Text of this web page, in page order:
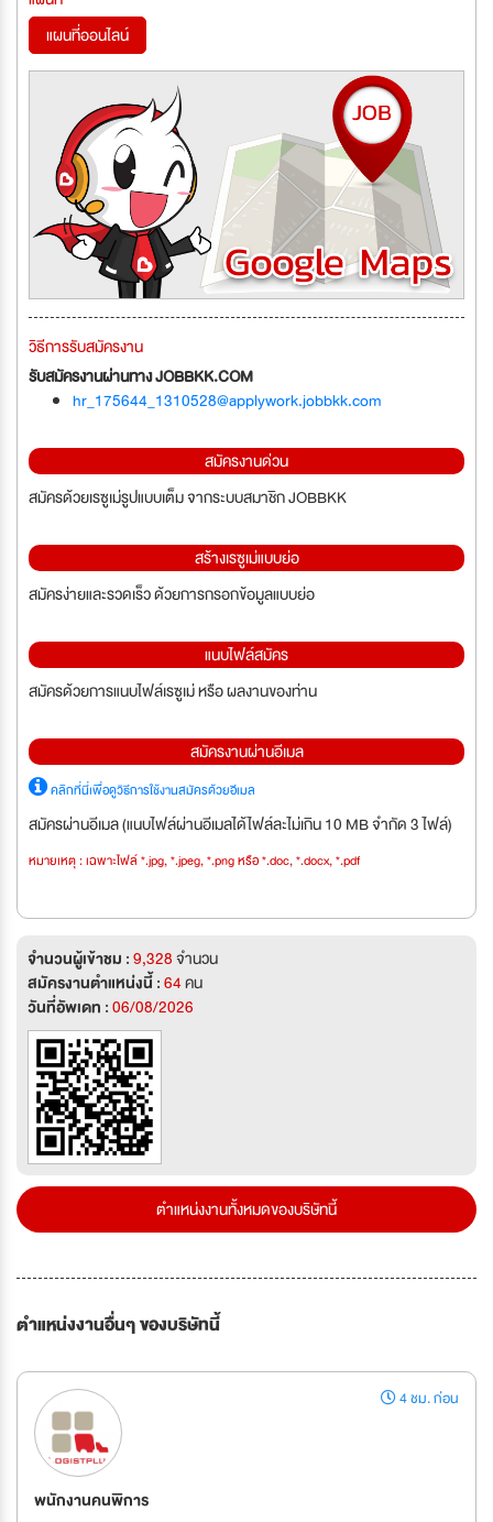
แผนที่ออนไลน์
วิธีการรับสมัครงาน
รับสมัครงานผ่านทาง JOBBKK.COM
hr_175644_1310528@applywork.jobbkk.com
สมัครงานด่วน
สมัครด้วยเรซูเม่รูปแบบเต็ม จากระบบสมาชิก JOBBKK
สร้างเรซูเม่แบบย่อ
สมัครง่ายและรวดเร็ว ด้วยการกรอกข้อมูลแบบย่อ
แนบไฟล์สมัคร
สมัครด้วยการแนบไฟล์เรซูเม่ หรือ ผลงานของท่าน
สมัครงานผ่านอีเมล
คลิกที่นี่เพื่อดูวิธีการใช้งานสมัครด้วยอีเมล
สมัครผ่านอีเมล (แนบไฟล์ผ่านอีเมลได้ไฟล์ละไม่เกิน 10 MB จำกัด 3 ไฟล์)
หมายเหตุ : เฉพาะไฟล์ *.jpg, *.jpeg, *.png หรือ *.doc, *.docx, *.pdf
จำนวนผู้เข้าชม :9,328จำนวน
สมัครงานตำแหน่งนี้ :64คน
วันที่อัพเดท :06/08/2026
ตำแหน่งงานทั้งหมดของบริษัทนี้
ตำแหน่งงานอื่นๆ ของบริษัทนี้
4 ชม. ก่อน
พนักงานคนพิการ